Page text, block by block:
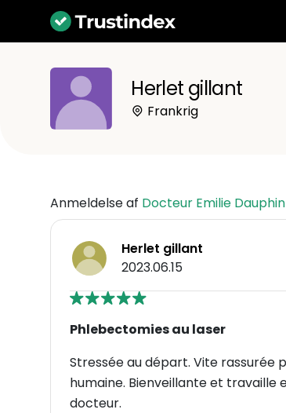
Herlet gillant
Frankrig
Anmeldelse af Docteur Emilie Dauphin
Herlet gillant
2023.06.15
Phlebectomies au laser
Stressée au départ. Vite rassurée par l équipe soignante : le dr Dauphin est professionnelle et
humaine. Bienveillante et travaille en musique : Coldplay en fond ça aide aussi. Excellent
docteur.